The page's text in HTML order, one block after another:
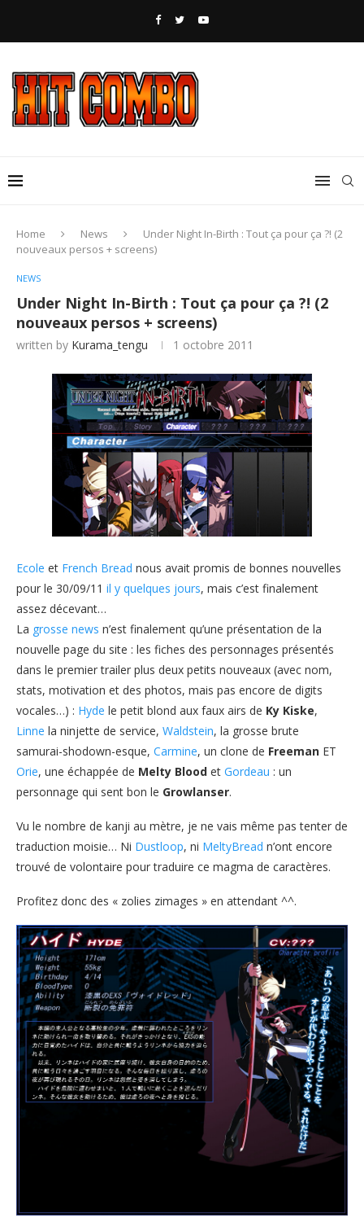
Home News
Under Night In-Birth : Tout ça pour ça ?! (2
nouveaux persos + screens)
NEWS
Under Night In-Birth : Tout ça pour ça ?! (2
nouveaux persos + screens)
written by Kurama_tengu 1 octobre 2011
Ecole et French Bread nous avait promis de bonnes nouvelles
pour le 30/09/11 il y quelques jours, mais c’est finalement
assez décevant…
La grosse news n’est finalement qu’une présentation de la
nouvelle page du site : les fiches des personnages présentés
dans le premier trailer plus deux petits nouveaux (avec nom,
stats, motivation et des photos, mais pas encore de digits
vocales…) : Hyde le petit blond aux faux airs de Ky Kiske,
Linne la ninjette de service, Waldstein, la grosse brute
samurai-shodown-esque, Carmine, un clone de Freeman ET
Orie, une échappée de Melty Blood et Gordeau : un
personnage qui sent bon le Growlanser.
Vu le nombre de kanji au mètre, je ne vais même pas tenter de
traduction moisie… Ni Dustloop, ni MeltyBread n’ont encore
trouvé de volontaire pour traduire ce magma de caractères.
Profitez donc des « zolies zimages » en attendant ^^.